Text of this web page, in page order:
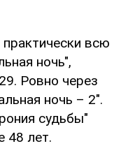
всю
ночь",
Ровно через
ночь – 2".
судьбы"
48 лет.